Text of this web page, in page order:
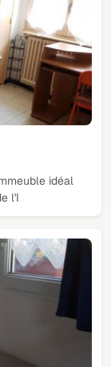
idéal
l'I